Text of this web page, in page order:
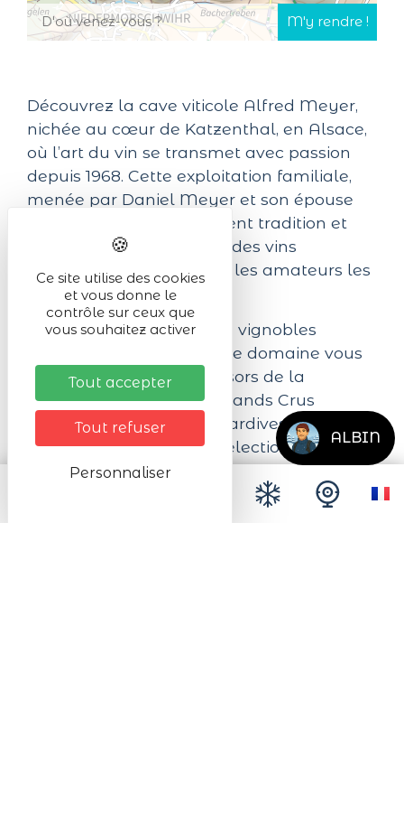
Découvrez la cave viticole Alfred Meyer,
nichée au cœur de Katzenthal, en Alsace,
où l’art du vin se transmet avec passion
depuis 1968. Cette exploitation familiale,
menée par Daniel Meyer et son épouse
Christine, marie habilement tradition et
modernité pour produire des vins
d'exception qui captivent les amateurs les
plus exigeants.
Sur plusieurs hectares de vignobles
soigneusement cultivés, le domaine vous
invite à découvrir des trésors de la
viticulture alsacienne : Grands Crus
prestigieux, Vendanges Tardives délicates,
Crémants pétillants et Sélections de
Grains Nobles rares. Chaque cuvée, de par
son raffinement et sa qualité inégalée,
ALBIN
Ce site utilise des cookies
et vous donne le
contrôle sur ceux que
vous souhaitez activer
Tout accepter
Tout refuser
Personnaliser